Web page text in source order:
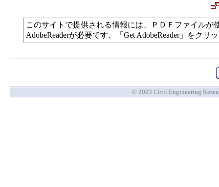
このサイトで提供される情報には、ＰＤＦファイル
AdobeReaderが必要です、「Get AdobeReader」をク
© 2023 Civil Engineering